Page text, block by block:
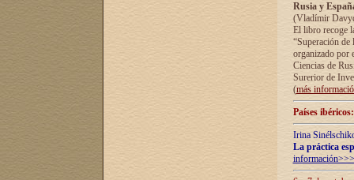
Rusia y
(Vladímir
El libro recoge
“Superación
organizado por
Ciencias de
Surerior de
(más
Países
Irina
La práctica
información>>>